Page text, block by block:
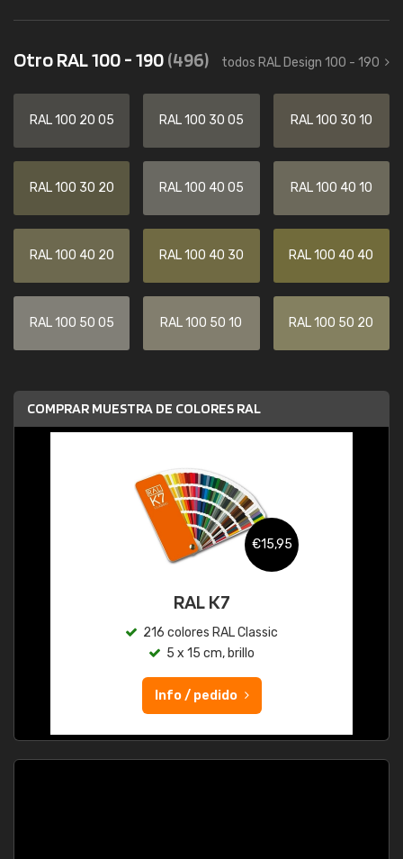
Otro RAL 100 - 190(496) todos RAL Design 100 - 190
RAL 100 20 05 RAL 100 30 05 RAL 100 30 10
RAL 100 30 20 RAL 100 40 05 RAL 100 40 10
RAL 100 40 20 RAL 100 40 30 RAL 100 40 40
RAL 100 50 05 RAL 100 50 10 RAL 100 50 20
COMPRAR MUESTRA DE COLORES RAL
€15,95
RAL K7
216 colores RAL Classic
5 x 15 cm, brillo
Info / pedido